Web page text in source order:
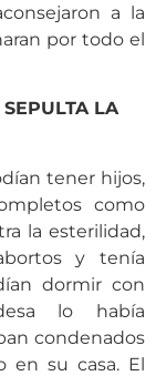
a la
por todo el
LA
tener hijos,
como
la esterilidad,
y tenía
dormir con
lo había
condenados
en su casa. El